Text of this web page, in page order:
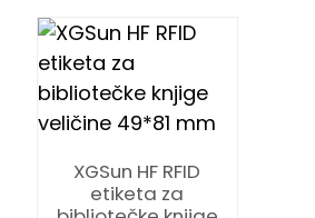
XGSun HF RFID
etiketa za